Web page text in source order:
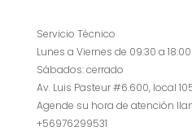
Servicio Técnico
Lunes a Viernes de 09:30 a
Sábados: cerrado
Av. Luis Pasteur #6.600, local
Agende su hora de atención
+56976299531